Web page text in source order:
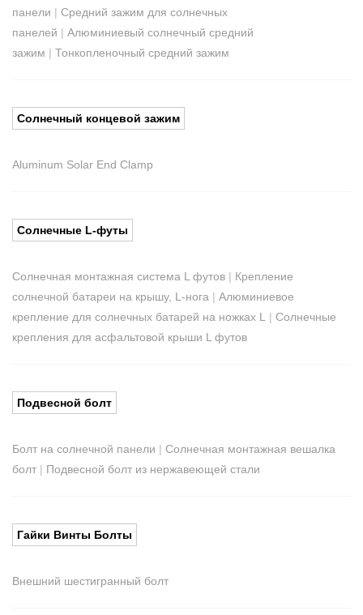
панели | Средний зажим для солнечных
панелей | Алюминиевый солнечный средний
зажим | Тонкопленочный средний зажим
Солнечный концевой зажим
Aluminum Solar End Clamp
Солнечные L-футы
Солнечная монтажная система L футов | Крепление
солнечной батареи на крышу, L-нога | Алюминиевое
крепление для солнечных батарей на ножках L
| Солнечные
крепления для асфальтовой крыши L футов
Подвесной болт
Болт на солнечной панели | Солнечная монтажная вешалка
болт | Подвесной болт из нержавеющей стали
Гайки Винты Болты
Внешний шестигранный болт